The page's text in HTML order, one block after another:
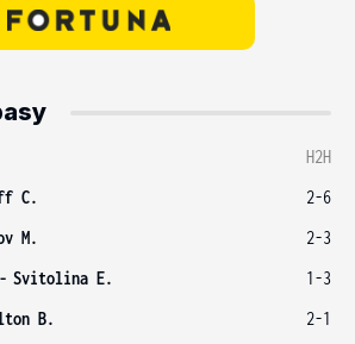
H2H
C.
2-6
M.
2-3
- Svitolina E.
1-3
B.
2-1